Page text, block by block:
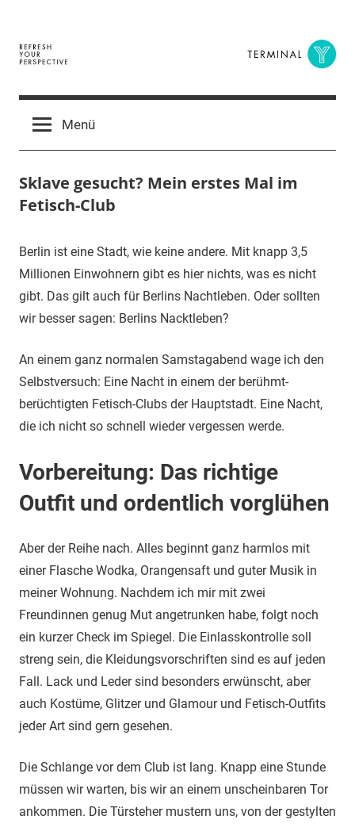
springen
Terminal
Y
Digital
BusinessMenü
Sklave gesucht? Mein erstes Mal im
Fetisch-Club
14.
Juni
2017
terminal-
y
Urbi
et
orbi
Berlin ist eine Stadt, wie keine andere. Mit knapp 3,5
Millionen Einwohnern gibt es hier nichts, was es nicht
gibt. Das gilt auch für Berlins Nachtleben. Oder sollten
wir besser sagen: Berlins Nacktleben?
An einem ganz normalen Samstagabend wage ich den
Selbstversuch: Eine Nacht in einem der berühmt-
berüchtigten Fetisch-Clubs der Hauptstadt. Eine Nacht,
die ich nicht so schnell wieder vergessen werde.
Vorbereitung: Das richtige
Outfit und ordentlich vorglühen
Aber der Reihe nach. Alles beginnt ganz harmlos mit
einer Flasche Wodka, Orangensaft und guter Musik in
meiner Wohnung. Nachdem ich mir mit zwei
Freundinnen genug Mut angetrunken habe, folgt noch
ein kurzer Check im Spiegel. Die Einlasskontrolle soll
streng sein, die Kleidungsvorschriften sind es auf jeden
Fall. Lack und Leder sind besonders erwünscht, aber
auch Kostüme, Glitzer und Glamour und Fetisch-Outfits
jeder Art sind gern gesehen.
Die Schlange vor dem Club ist lang. Knapp eine Stunde
müssen wir warten, bis wir an einem unscheinbaren Tor
ankommen. Die Türsteher mustern uns, von der gestylten